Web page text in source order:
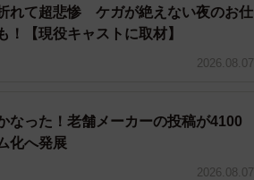
4/5
の応援の声が寄せられました。
れて超悲惨 ケガが絶えない夜のお仕
【現役キャストに取材】
2026.08.07
なった！老舗メーカーの投稿が4100
化へ発展
2026.08.07